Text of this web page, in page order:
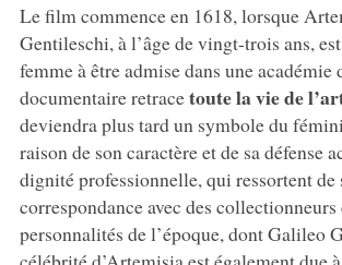
Le film commence en 1618, lorsque
Gentileschi, à l’âge de vingt-trois ans,
femme à être admise dans une académie
documentaire retracetoute la vie de
deviendra plus tard un symbole du
raison de son caractère et de sa défense
dignité professionnelle, qui ressortent de
correspondance avec des collectionneurs
personnalités de l’époque, dont Galileo